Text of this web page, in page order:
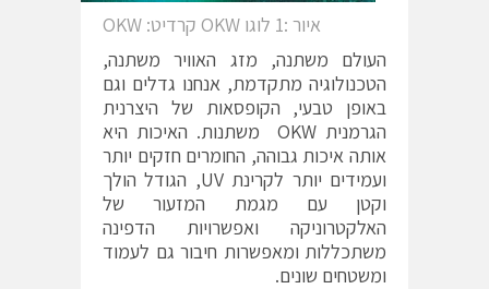
איור :1 לוגו OKW קרדיט: OKW
העולם משתנה, מזג האוויר משתנה,
הטכנולוגיה מתקדמת, אנחנו גדלים וגם
באופן טבעי, הקופסאות של היצרנית
הגרמנית OKW משתנות. האיכות היא
אותה איכות גבוהה, החומרים חזקים יותר
ועמידים יותר לקרינת UV, הגודל הולך
וקטן עם מגמת המזעור של
האלקטרוניקה ואפשרויות הדפינה
משתכללות ומאפשרות חיבור גם לעמוד
ומשטחים שונים.